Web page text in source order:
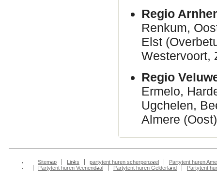
Regio
Renkum,
Elst
Westervoort,
Regio
Ermelo,
Ugchelen,
Almere
Sitemap Links partytent huren scherpenzeel
Partytent huren
Partytent huren Veenendaal
Partytent huren Gelderland Partytent